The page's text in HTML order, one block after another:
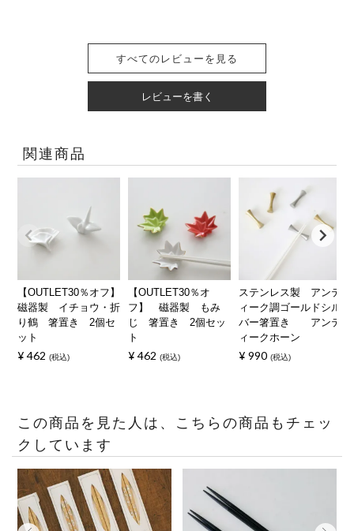
すべてのレビューを見る
レビューを書く
関連商品
【OUTLET30％オフ】
磁器製 イチョウ・折
り鶴 箸置き 2個セ
ット
¥ 462 税込
【OUTLET30％オ
フ】 磁器製 もみ
じ 箸置き 2個セッ
ト
¥ 462 税込
ステンレス製 アンテ
ィーク調ゴールドシル
バー箸置き アンテ
ィークホーン
¥ 990 税込
この商品を見た人は、こちらの商品もチェッ
クしています